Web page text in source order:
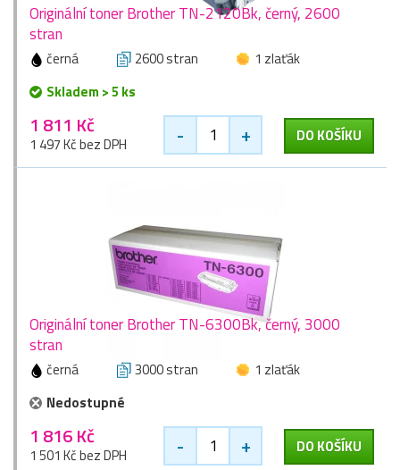
Originální toner Brother TN-2120Bk, černý, 2600
stran
černá 2600 stran
1 zlaťák
Skladem > 5 ks
1 811 Kč
1 497 Kč bez DPH - + DO KOŠÍKU
Originální toner Brother TN-6300Bk, černý, 3000
stran
černá 3000 stran
1 zlaťák
Nedostupné
1 816 Kč
1 501 Kč bez DPH - + DO KOŠÍKU